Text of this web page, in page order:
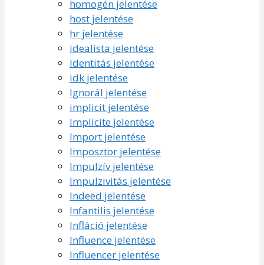
homogén jelentése
host jelentése
hr jelentése
idealista jelentése
Identitás jelentése
idk jelentése
Ignorál jelentése
implicit jelentése
Implicite jelentése
Import jelentése
Imposztor jelentése
Impulzív jelentése
Impulzivitás jelentése
Indeed jelentése
Infantilis jelentése
Infláció jelentése
Influence jelentése
Influencer jelentése